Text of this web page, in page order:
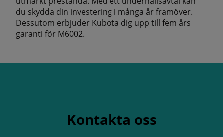
du skydda din investering i många år framöver.
Dessutom erbjuder Kubota dig upp till fem års
garanti för M6002.
Kontakta oss